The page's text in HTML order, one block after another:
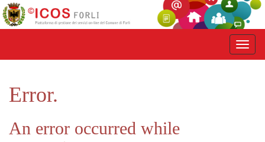
Error.
An error occurred while